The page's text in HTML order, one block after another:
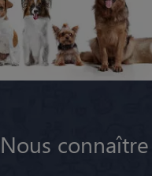
Nous connaître